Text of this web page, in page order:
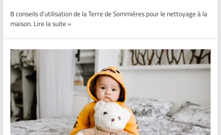
8 conseils d’utilisation de la Terre de Sommières pour le nettoyage à la
maison. Lire la suite »